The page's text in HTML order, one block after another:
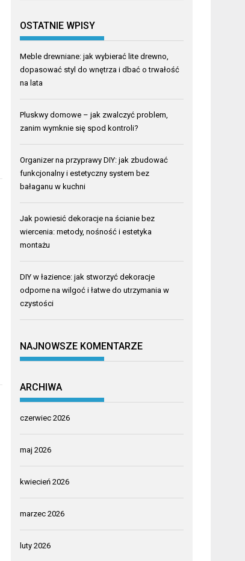
OSTATNIE WPISY
Meble drewniane: jak wybierać lite drewno,
dopasować styl do wnętrza i dbać o trwałość
na lata
Pluskwy domowe – jak zwalczyć problem,
zanim wymknie się spod kontroli?
Organizer na przyprawy DIY: jak zbudować
funkcjonalny i estetyczny system bez
bałaganu w kuchni
Jak powiesić dekoracje na ścianie bez
wiercenia: metody, nośność i estetyka
montażu
DIY w łazience: jak stworzyć dekoracje
odporne na wilgoć i łatwe do utrzymania w
czystości
NAJNOWSZE KOMENTARZE
ARCHIWA
czerwiec 2026
maj 2026
kwiecień 2026
marzec 2026
luty 2026